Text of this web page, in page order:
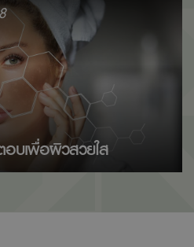
อบเพื่อผิวสวยใส